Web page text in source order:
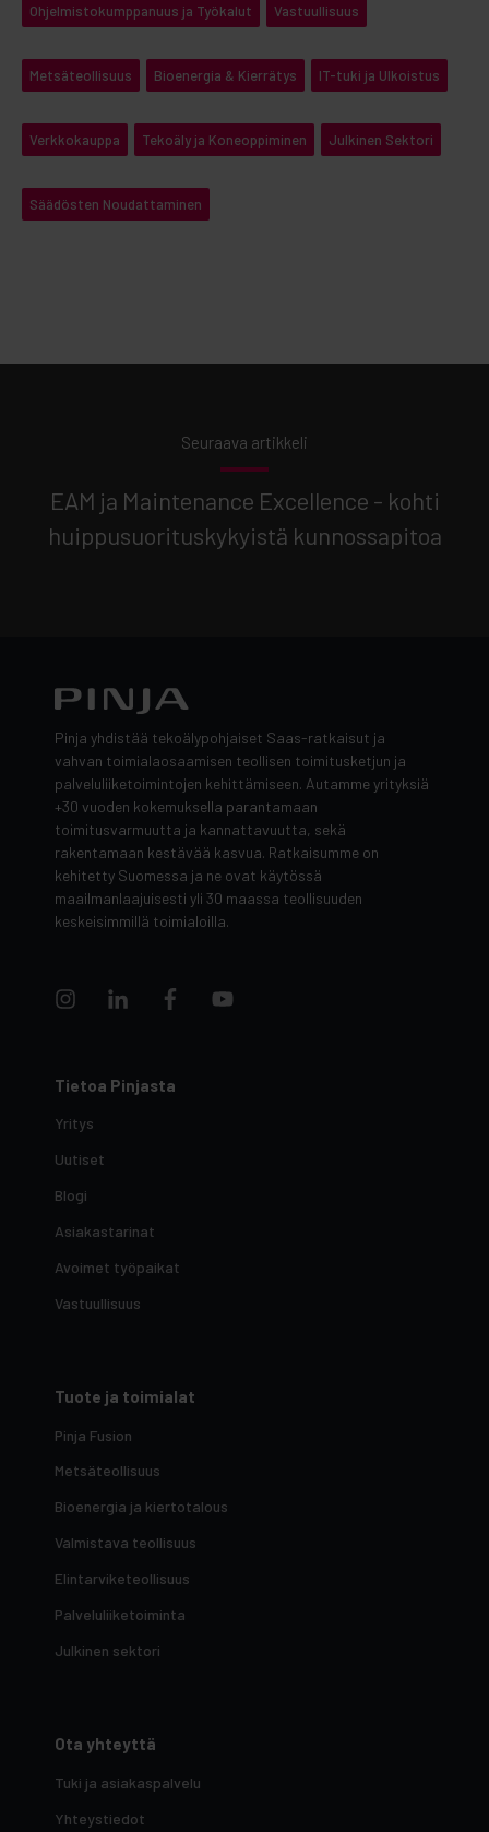
Ohjelmistokumppanuus ja Työkalut Vastuullisuus
Metsäteollisuus Bioenergia & Kierrätys IT-tuki ja Ulkoistus
Verkkokauppa Tekoäly ja Koneoppiminen Julkinen Sektori
Säädösten Noudattaminen
Seuraava artikkeli
EAM ja Maintenance Excellence - kohti
huippusuorituskykyistä kunnossapitoa
Pinja yhdistää tekoälypohjaiset Saas-ratkaisut ja
vahvan toimialaosaamisen teollisen toimitusketjun ja
palveluliiketoimintojen kehittämiseen. Autamme yrityksiä
+30 vuoden kokemuksella parantamaan
toimitusvarmuutta ja kannattavuutta, sekä
rakentamaan kestävää kasvua. Ratkaisumme on
kehitetty Suomessa ja ne ovat käytössä
maailmanlaajuisesti yli 30 maassa teollisuuden
keskeisimmillä toimialoilla.
Tietoa Pinjasta
Yritys
Uutiset
Blogi
Asiakastarinat
Avoimet työpaikat
Vastuullisuus
Tuote ja toimialat
Pinja Fusion
Metsäteollisuus
Bioenergia ja kiertotalous
Valmistava teollisuus
Elintarviketeollisuus
Palveluliiketoiminta
Julkinen sektori
Ota yhteyttä
Tuki ja asiakaspalvelu
Yhteystiedot